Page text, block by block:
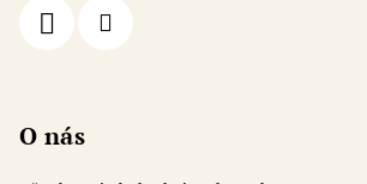
O nás